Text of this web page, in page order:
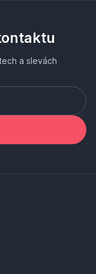
a slevách